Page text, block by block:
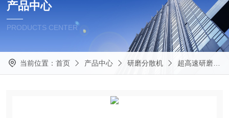
产品中心
PRODUCTS CENTER
当前位置： 首页 产品中心 研磨分散机 超高速研磨分散机